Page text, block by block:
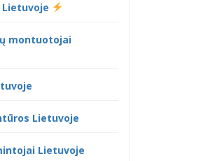
montuotojai
Lietuvoje
Lietuvoje